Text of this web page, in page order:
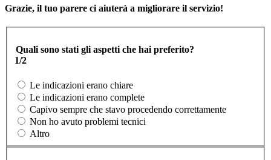
Grazie, il tuo parere ci aiuterà a migliorare il servizio!
Quali sono stati gli aspetti che hai preferito?
1/2
Le indicazioni erano chiare
Le indicazioni erano complete
Capivo sempre che stavo procedendo correttamente
Non ho avuto problemi tecnici
Altro